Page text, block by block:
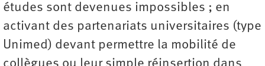
études sont devenues impossibles ; en
activant des partenariats universitaires (type
Unimed) devant permettre la mobilité de